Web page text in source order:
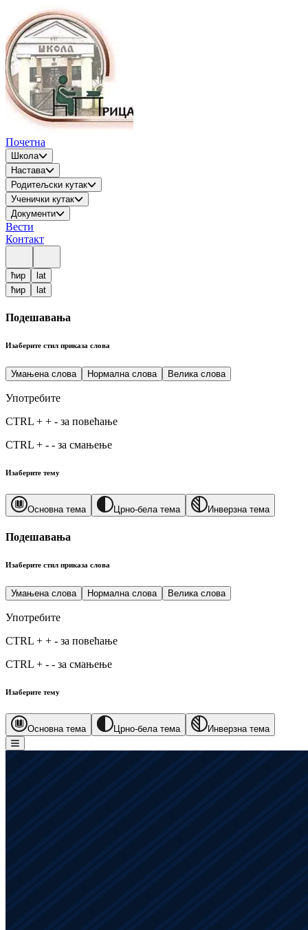
Почетна
Школа
Настава
Родитељски кутак
Ученички кутак
Документи
Вести
Контакт
ћир
lat
ћир
lat
Подешавања
Изаберите стил приказа слова
Умањена слова Нормална слова Велика слова
Употребите
CTRL + + - за повећање
CTRL + - - за смањење
Изаберите тему
Основна тема Црно-бела тема Инверзна тема
Подешавања
Изаберите стил приказа слова
Умањена слова Нормална слова Велика слова
Употребите
CTRL + + - за повећање
CTRL + - - за смањење
Изаберите тему
Основна тема Црно-бела тема Инверзна тема